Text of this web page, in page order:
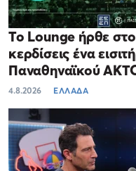
Το Lounge ήρθε
κερδίσεις ένα
Παναθηναϊκού
4.8.2026 ΕΛΛΑΔΑ